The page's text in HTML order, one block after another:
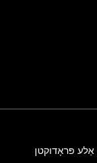
אַלע פּראָדוקטן